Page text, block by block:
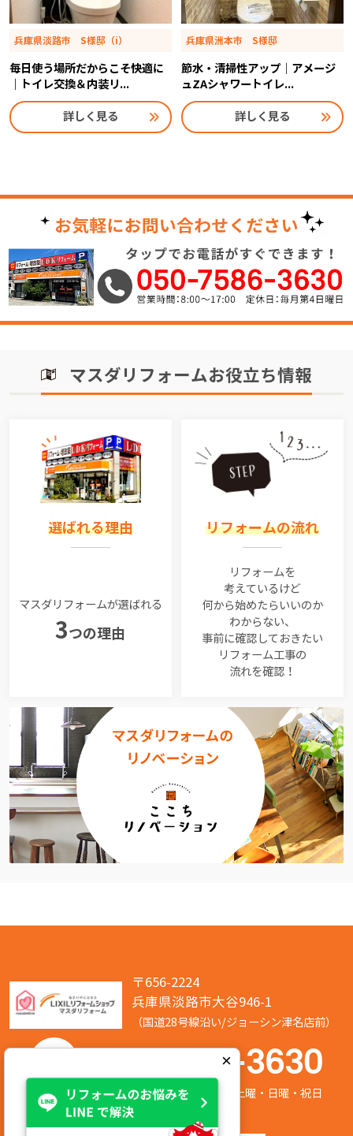
兵庫県淡路市 S様邸（i）
毎日使う場所だからこそ快適に
｜トイレ交換＆内装リ...
詳しく見る
兵庫県洲本市 S様邸
節水・清掃性アップ｜アメージ
ュZAシャワートイレ...
詳しく見る
マスダリフォームお役立ち情報
選ばれる理由
マスダリフォームが選ばれる
3つの理由
リフォームの流れ
リフォームを
考えているけど
何から始めたらいいのか
わからない、
事前に確認しておきたい
リフォーム工事の
流れを確認！
〒656-2224
兵庫県淡路市大谷946-1
（国道28号線沿い/ジョーシン津名店前）
050-7586-3630
営業時間:8:00～17:00 定休日:第2/第4土曜・日曜・祝日
×